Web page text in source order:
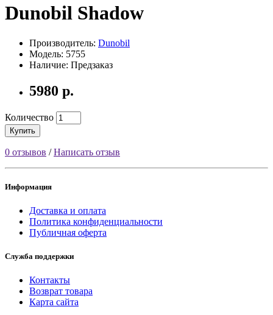
Dunobil Shadow
Производитель: Dunobil
Модель: 5755
Наличие: Предзаказ
5980 р.
Количество
Купить
0 отзывов /Написать отзыв
Информация
Доставка и оплата
Политика конфиденциальности
Публичная оферта
Служба поддержки
Контакты
Возврат товара
Карта сайта